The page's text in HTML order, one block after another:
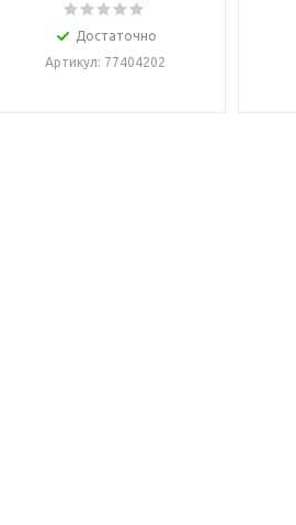
Достаточно
Артикул: 77404202